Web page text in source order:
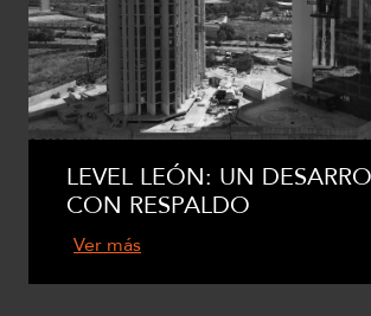
LEVEL LEÓN: UN
CON RESPALDO
Ver más